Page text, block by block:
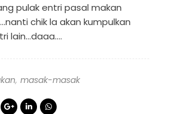
pulak entri pasal makan
chik la akan kumpulkan
lain...daaa....
masak-masak